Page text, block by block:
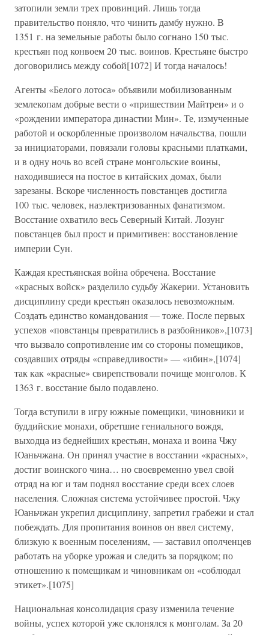
затопили земли трех провинций. Лишь тогда
правительство поняло, что чинить дамбу нужно. В
1351 г. на земельные работы было согнано 150 тыс.
крестьян под конвоем 20 тыс. воинов. Крестьяне быстро
договорились между собой[1072] И тогда началось!
Агенты «Белого лотоса» объявили мобилизованным
землекопам добрые вести о «пришествии Майтреи» и о
«рождении императора династии Мин». Те, измученные
работой и оскорбленные произволом начальства, пошли
за инициаторами, повязали головы красными платками,
и в одну ночь во всей стране монгольские воины,
находившиеся на постое в китайских домах, были
зарезаны. Вскоре численность повстанцев достигла
100 тыс. человек, наэлектризованных фанатизмом.
Восстание охватило весь Северный Китай. Лозунг
повстанцев был прост и примитивен: восстановление
империи Сун.
Каждая крестьянская война обречена. Восстание
«красных войск» разделило судьбу Жакерии. Установить
дисциплину среди крестьян оказалось невозможным.
Создать единство командования — тоже. После первых
успехов «повстанцы превратились в разбойников»,[1073]
что вызвало сопротивление им со стороны помещиков,
создавших отряды «справедливости» — «ибин»,[1074]
так как «красные» свирепствовали почище монголов. К
1363 г. восстание было подавлено.
Тогда вступили в игру южные помещики, чиновники и
буддийские монахи, обретшие гениального вождя,
выходца из беднейших крестьян, монаха и воина Чжу
Юаньчжана. Он принял участие в восстании «красных»,
достиг воинского чина… но своевременно увел свой
отряд на юг и там поднял восстание среди всех слоев
населения. Сложная система устойчивее простой. Чжу
Юаньчжан укрепил дисциплину, запретил грабежи и стал
побеждать. Для пропитания воинов он ввел систему,
близкую к военным поселениям, — заставил ополченцев
работать на уборке урожая и следить за порядком; по
отношению к помещикам и чиновникам он «соблюдал
этикет».[1075]
Национальная консолидация сразу изменила течение
войны, успех которой уже склонялся к монголам. За 20